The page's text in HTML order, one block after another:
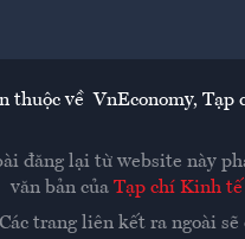
thuộc về VnEconomy, Tạp
đăng lại từ website này
văn bản của Tạp chí Kinh
Các trang liên kết ra ngoài sẽ